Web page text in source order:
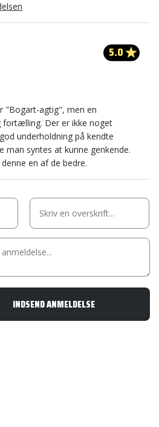
5.0
"Bogart-agtig", men en
fortælling. Der er ikke noget
underholdning på kendte
man syntes at kunne genkende.
en af de bedre.